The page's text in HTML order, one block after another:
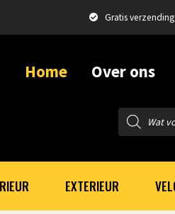
Gratis
Home Over ons
Producten
zoeken
EXTERIEUR